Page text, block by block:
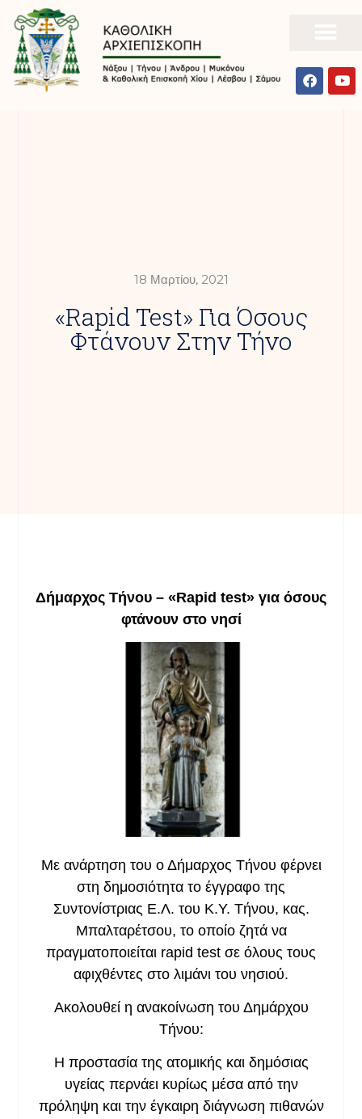
18 Μαρτίου, 2021
«Rapid Test» Για Όσους
Φτάνουν Στην Τήνο
Δήμαρχος Τήνου – «Rapid test» για όσους
φτάνουν στο νησί
Με ανάρτηση του ο Δήμαρχος Τήνου φέρνει
στη δημοσιότητα το έγγραφο της
Συντονίστριας Ε.Λ. του Κ.Υ. Τήνου, κας.
Μπαλταρέτσου, το οποίο ζητά να
πραγματοποιείται rapid test σε όλους τους
αφιχθέντες στο λιμάνι του νησιού.
Ακολουθεί η ανακοίνωση του Δημάρχου
Τήνου:
Η προστασία της ατομικής και δημόσιας
υγείας περνάει κυρίως μέσα από την
πρόληψη και την έγκαιρη διάγνωση πιθανών